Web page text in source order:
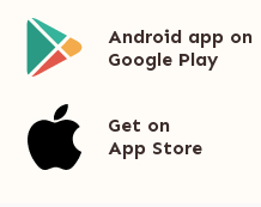
Android app on
Google Play
Get on
App Store